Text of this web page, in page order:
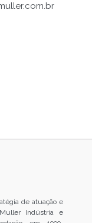
de atuação e
Indústria e